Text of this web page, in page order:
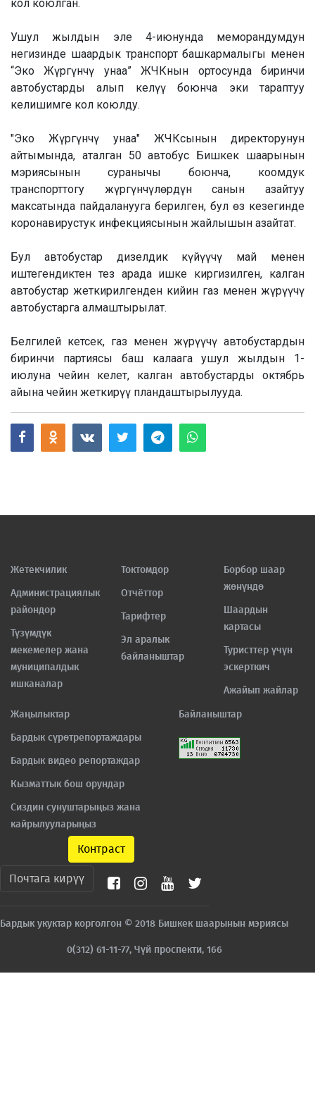
кол коюлган.
Ушул жылдын эле 4-июнунда меморандумдун
негизинде шаардык транспорт башкармалыгы менен
“Эко Жүргүнчү унаа” ЖЧКнын ортосунда биринчи
автобустарды алып келүү боюнча эки тараптуу
келишимге кол коюлду.
"Эко Жүргүнчү унаа" ЖЧКсынын директорунун
айтымында, аталган 50 автобус Бишкек шаарынын
мэриясынын суранычы боюнча, коомдук
транспорттогу жүргүнчүлөрдүн санын азайтуу
максатында пайдаланууга берилген, бул өз кезегинде
коронавирустук инфекциясынын жайлышын азайтат.
Бул автобустар дизелдик күйүүчү май менен
иштегендиктен тез арада ишке киргизилген, калган
автобустар жеткирилгенден кийин газ менен жүрүүчү
автобустарга алмаштырылат.
Белгилей кетсек, газ менен жүрүүчү автобустардын
биринчи партиясы баш калаага ушул жылдын 1-
июлуна чейин келет, калган автобустарды октябрь
айына чейин жеткирүү пландаштырылууда.
Жетекчилик
Администрациялык
райондор
Түзүмдүк
мекемелер жана
муниципалдык
ишканалар
Токтомдор
Отчёттор
Тарифтер
Эл аралык
байланыштар
Борбор шаар
жөнүндө
Шаардын
картасы
Туристтер үчүн
эскерткич
Ажайып жайлар
Жаңылыктар
Бардык сүрөтрепортаждары
Бардык видео репортаждар
Кызматтык бош орундар
Сиздин сунуштарыңыз жана
кайрылууларыңыз
Байланыштар
Контраст
Почтага кирүү
Бардык укуктар корголгон © 2018 Бишкек шаарынын мэриясы
0(312) 61-11-77, Чүй проспекти, 166